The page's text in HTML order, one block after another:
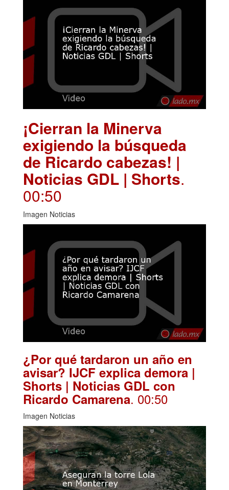
¡Cierran la Minerva
exigiendo la búsqueda
de Ricardo cabezas! |
Noticias GDL | Shorts.
00:50
Imagen Noticias
¿Por qué tardaron un año en
avisar? IJCF explica demora |
Shorts | Noticias GDL con
Ricardo Camarena. 00:50
Imagen Noticias